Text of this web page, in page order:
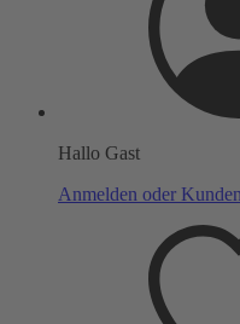
Hallo Gast
Anmelden oder